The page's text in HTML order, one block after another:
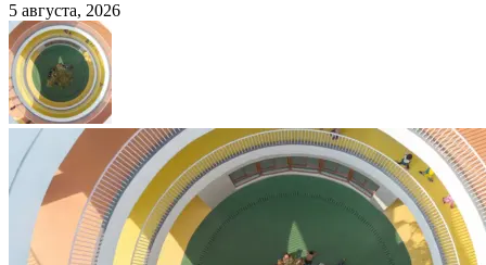
5 августа, 2026